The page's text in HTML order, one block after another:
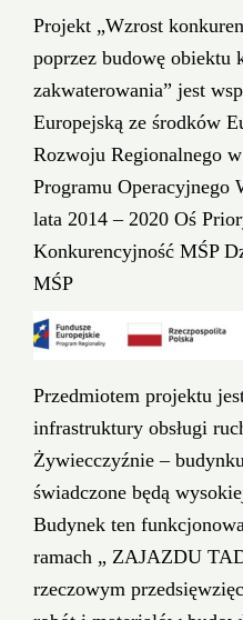
Projekt „Wzrost
poprzez budowę obiektu
zakwaterowania” jest
Europejską ze środków
Rozwoju Regionalnego
Programu Operacyjnego
lata 2014 – 2020 Oś
Konkurencyjność MŚP
MŚP
Przedmiotem projektu
infrastruktury obsługi
Żywiecczyźnie –
świadczone będą
Budynek ten
ramach „ ZAJAZDU
rzeczowym